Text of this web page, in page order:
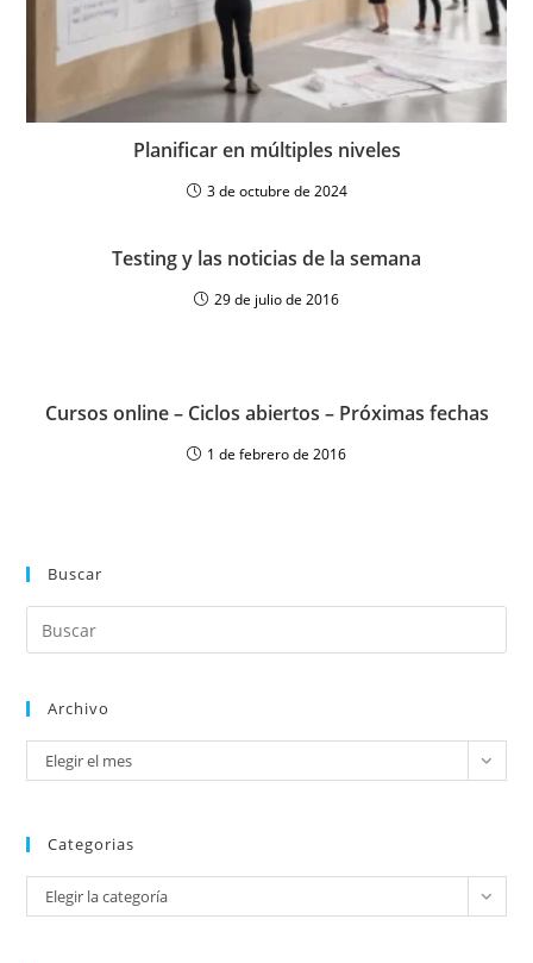
Planificar en múltiples niveles
3 de octubre de 2024
Testing y las noticias de la semana
29 de julio de 2016
Cursos online – Ciclos abiertos – Próximas fechas
1 de febrero de 2016
Buscar
Archivo
Elegir el mes
Categorias
Elegir la categoría